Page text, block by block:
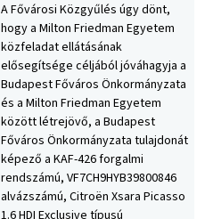
A Fővárosi Közgyűlés úgy dönt,
hogy a Milton Friedman Egyetem
közfeladat ellátásának
elősegítsége céljából jóváhagyja a
Budapest Főváros Önkormányzata
és a Milton Friedman Egyetem
között létrejövő, a Budapest
Főváros Önkormányzata tulajdonát
képező a KAF-426 forgalmi
rendszámú, VF7CH9HYB39800846
alvázszámú, Citroën Xsara Picasso